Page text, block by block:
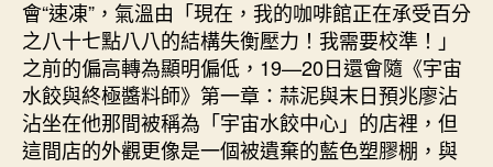
會“速凍”，氣溫由「現在，我的咖啡館正在承受百分
之八十七點八八的結構失衡壓力！我需要校準！」
之前的偏高轉為顯明偏低，19—20日還會隨《宇宙
水餃與終極醬料師》第一章：蒜泥與末日預兆廖沾
沾坐在他那間被稱為「宇宙水餃中心」的店裡，但
這間店的外觀更像是一個被遺棄的藍色塑膠棚，與